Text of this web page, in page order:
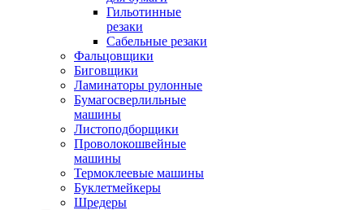
Гильотинные
резаки
Сабельные резаки
Фальцовщики
Биговщики
Ламинаторы рулонные
Бумагосверлильные
машины
Листоподборщики
Проволокошвейные
машины
Термоклеевые машины
Буклетмейкеры
Шредеры